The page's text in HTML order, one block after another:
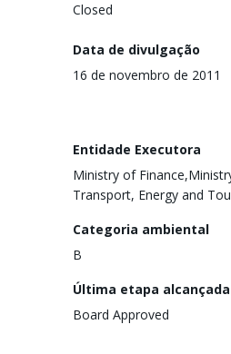
Closed
Data de divulgação
16 de novembro de 2011
Entidade Executora
Ministry of
Transport, Energy and
Categoria ambiental
B
Última etapa alcançada
Board Approved